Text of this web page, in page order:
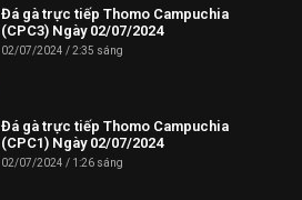
Đá gà trực tiếp Thomo Campuchia
(CPC3) Ngày 02/07/2024
02/07/2024 2:35 sáng
Đá gà trực tiếp Thomo Campuchia
(CPC1) Ngày 02/07/2024
02/07/2024 1:26 sáng